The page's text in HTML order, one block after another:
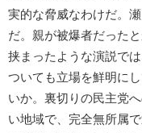
実的な脅威なわけだ。
だ。親が被爆者だった
挟まったような演説で
ついても立場を鮮明に
いか。裏切りの民主党
い地域で、完全無所属